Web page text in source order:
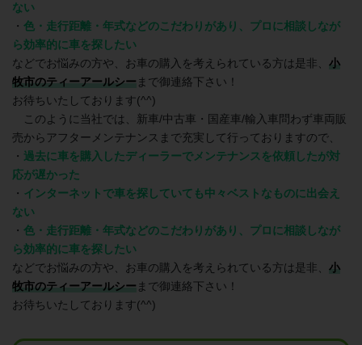
ない
・ 色・走行距離・年式などのこだわりがあり、プロに相談しなが
ら効率的に車を探したい
などでお悩みの方や、お車の購入を考えられている方は是非、 小
牧市のティーアールシー まで御連絡下さい！
お待ちいたしております(^^)
このように当社では、新車/中古車・国産車/輸入車問わず車両販
売からアフターメンテナンスまで充実して行っておりますので、
・ 過去に車を購入したディーラーでメンテナンスを依頼したが対
応が遅かった
・ インターネットで車を探していても中々ベストなものに出会え
ない
・ 色・走行距離・年式などのこだわりがあり、プロに相談しなが
ら効率的に車を探したい
などでお悩みの方や、お車の購入を考えられている方は是非、 小
牧市のティーアールシー まで御連絡下さい！
お待ちいたしております(^^)